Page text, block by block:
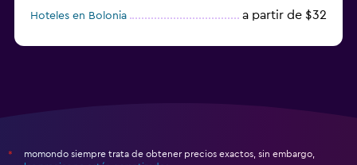
Hoteles en Bolonia a partir de $32
*
momondo siempre trata de obtener precios exactos, sin embargo,